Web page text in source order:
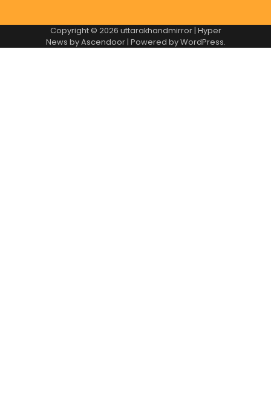
Copyright © 2026 uttarakhandmirror| Hyper
News byAscendoor| Powered byWordPress.